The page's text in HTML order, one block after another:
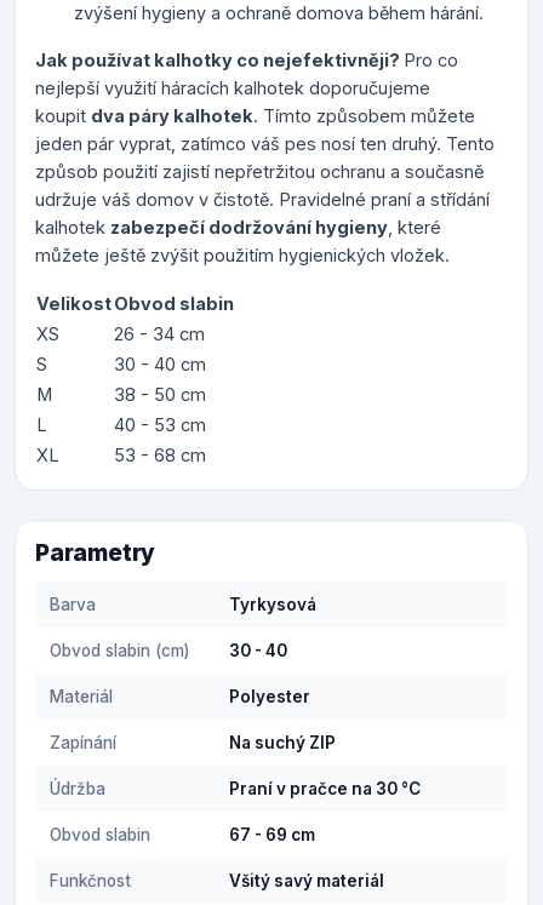
zvýšení hygieny a ochraně domova během hárání.
Jak používat kalhotky co nejefektivněji? Pro co
nejlepší využití háracích kalhotek doporučujeme
koupit dva páry kalhotek. Tímto způsobem můžete
jeden pár vyprat, zatímco váš pes nosí ten druhý. Tento
způsob použití zajistí nepřetržitou ochranu a současně
udržuje váš domov v čistotě. Pravidelné praní a střídání
kalhotek zabezpečí dodržování hygieny , které
můžete ještě zvýšit použitím hygienických vložek.
VelikostObvod slabin
XS
26 - 34 cm
S
30 - 40 cm
M
38 - 50 cm
L
40 - 53 cm
XL
53 - 68 cm
Parametry
Barva Tyrkysová
Obvod slabin (cm) 30 - 40
Materiál Polyester
Zapínání Na suchý ZIP
Údržba Praní v pračce na 30 °C
Obvod slabin 67 - 69 cm
Funkčnost Všitý savý materiál